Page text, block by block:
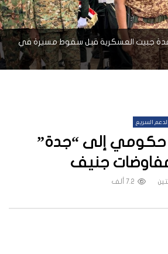
جبيت العسكرية قبل سقوط مسيرة في
السريع
حكومي إلى “جدة”
جنيف
7.2 ألف